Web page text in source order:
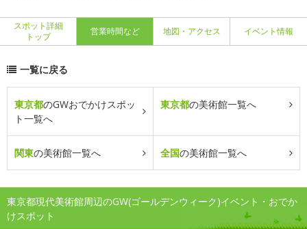
スポット詳細
トップ
営業時間など 地図・アクセス イベント情報
一覧に戻る
東京都のGWおでかけスポッ
ト一覧へ
東京都の美術館一覧へ
関東の美術館一覧へ 全国の美術館一覧へ
東京都現代美術館周辺のGW(ゴールデンウィーク)イベント・おでか
けスポット